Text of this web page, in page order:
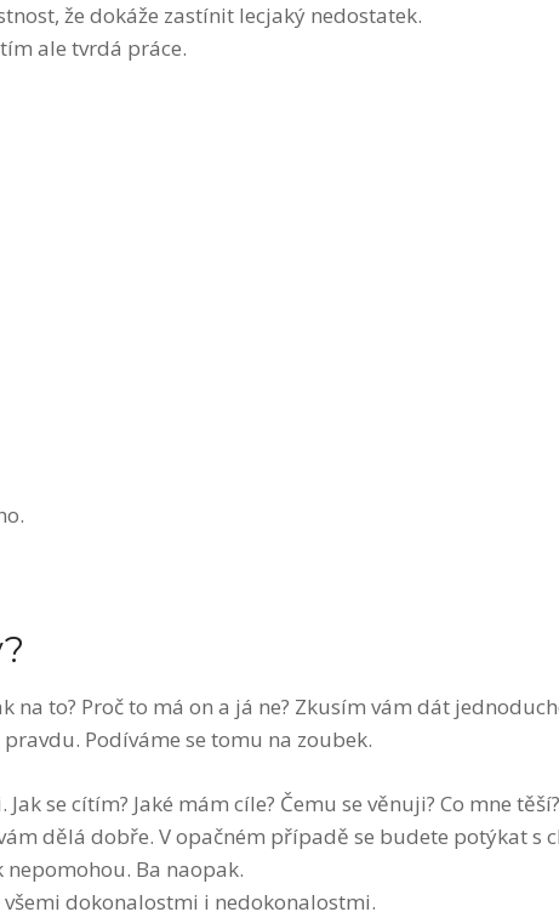
že dokáže zastínit lecjaký nedostatek.
ale tvrdá práce.
na to? Proč to má on a já ne? Zkusím vám dát
Podíváme se tomu na zoubek.
se cítím? Jaké mám cíle? Čemu se věnuji? Co mne těší?
dělá dobře. V opačném případě se budete potýkat s
Ba naopak.
dokonalostmi i nedokonalostmi.